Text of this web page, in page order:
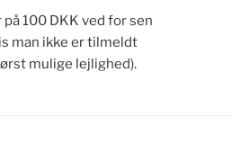
100 DKK ved for sen
man ikke er tilmeldt
mulige lejlighed).